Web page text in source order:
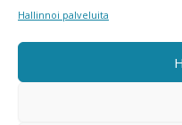
Hallinnoi palveluita